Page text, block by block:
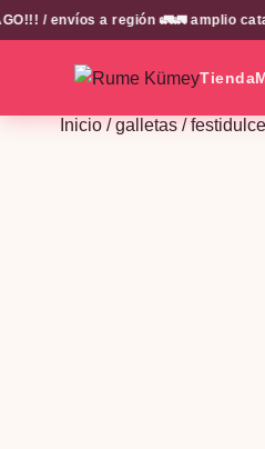
/ envíos a región 🚛🚛 amplio
Tienda
Inicio/galletas/